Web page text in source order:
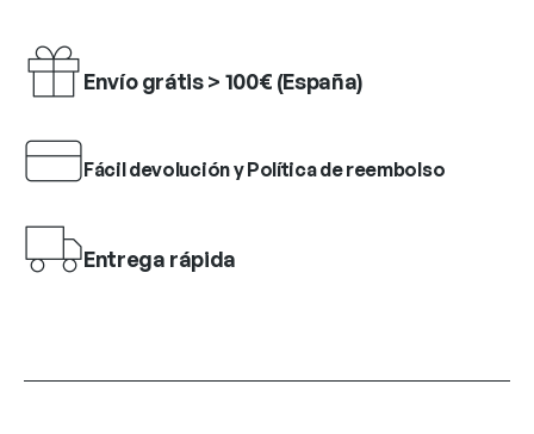
Envío grátis > 100€ (España)
Fácil devolución y Política de reembolso
Entrega rápida